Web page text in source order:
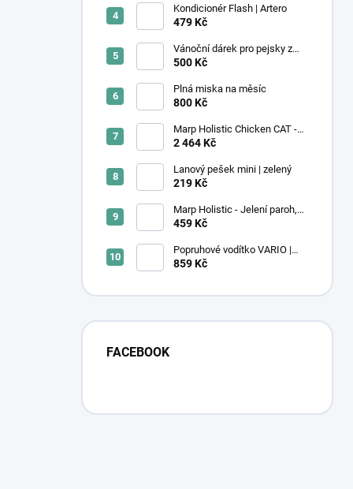
Kondicionér Flash | Artero
479 Kč
Vánoční dárek pro pejsky z
útulku
500 Kč
Plná miska na měsíc
800 Kč
Marp Holistic Chicken CAT -
kuřecí bez obilovin pro kočky
2 464 Kč
Lanový pešek mini | zelený
219 Kč
Marp Holistic - Jelení paroh,
velikost XL (160 - 200g)
459 Kč
Popruhové vodítko VARIO |
Secret Forest
859 Kč
FACEBOOK